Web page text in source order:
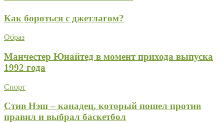
Как бороться с джетлагом?
Образ
Манчестер Юнайтед в момент прихода выпуска
1992 года
Спорт
Стив Нэш – канадец, который пошел против
правил и выбрал баскетбол